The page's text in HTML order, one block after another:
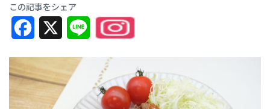
この記事をシェア
Facebook Line